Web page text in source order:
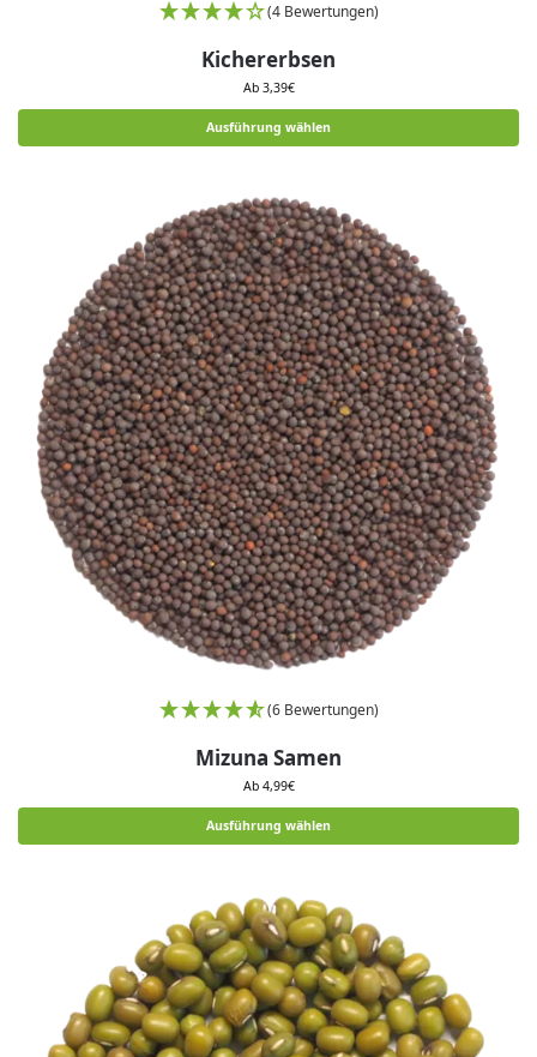
(4 Bewertungen)
Kichererbsen
Ab 3,39€
Ausführung wählen
(6 Bewertungen)
Mizuna Samen
Ab 4,99€
Ausführung wählen